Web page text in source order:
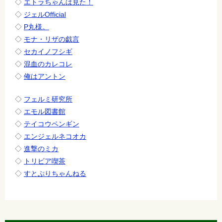
◇ エトラちゃんは見た！
◇ ジェルOfficial
◇ P丸様。
◇ モナ・リザの戯言
◇ セカイノフシギ
◇ 混血のカレコレ
◇ 俺はアントン
◇ フェルミ研究所
◇ エモル図書館
◇ テイコウペンギン
◇ エンジェルネコオカ
◇ 進撃のミカ
◇ トリビア喫茶
◇ すとぷりちゃんねる